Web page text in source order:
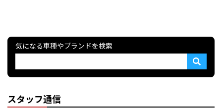
気になる車種やブランドを検索
スタッフ通信